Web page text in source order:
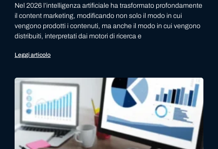
Nel 2026 l’intelligenza artificiale ha trasformato profondamente
il content marketing, modificando non solo il modo in cui
vengono prodotti i contenuti, ma anche il modo in cui vengono
distribuiti, interpretati dai motori di ricerca e
Leggi articolo